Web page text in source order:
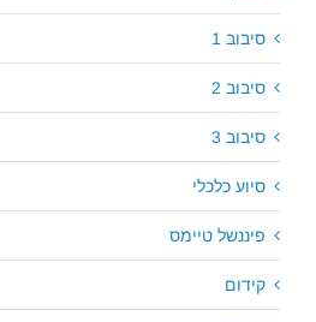
סיבוב 1
סיבוב 2
סיבוב 3
סיוע כלכלי
פיננשל טיימס
קידום